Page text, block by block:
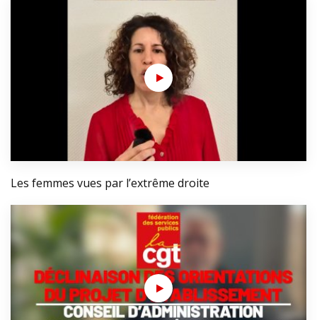
Les femmes vues par l’extrême droite